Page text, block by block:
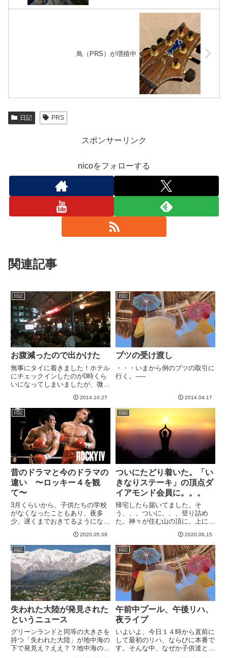
鳥（PRS）が増殖中
日記 PRS
スポンサーリンク
nicoをフォローする
関連記事
日記
お腹減ったので出かけた
無事にタイに着きました！ホテル
にチェックインしたのが0時くら
いになってしまいましたが、微妙
かけました。近くにこんな場所が
あって賑わってるのでビール一本
とつまみ程度に注文しました^_^
いきなりタクシーが本来40バ...
2014.10.27
日記
ブツの受け渡し
・・・いまから例のブツの取引に
行く。-----
2014.04.17
日記
昔のドラマと今のドラマの
違い 〜ロッキー４を観
て〜
3月くらいから、子供たちの学校
がなくなったこともあり、夜多
少、遅くまでおきてるようになり
んかしら「往年の名作」を観て過
ごすことが多くなりました＾＾
で、ちょっと前に、「ロッキー
４」を観たのです。子供たちもロ
ッキー...
2020.05.09
日記
ついにたどり着いた。「い
きなりステーキ」の頂点ダ
イアモンド会員に。。。
帰宅したら届いてました。そ
う、、、ついに、、、登り詰め
た。神々が住む山の頂に。上に
どり着いた。オリュンポスに。そ
う。ついになったよ。ダイアモン
ド会員に。１００，０００g食べ
ると到達するという「いきなりス
テーキ」...
2020.06.15
日記
失われた大陸が発見された
というニュース
グリーンランドと同等の大きさを
持つ「失われた大陸」が地中海の
下で発見え？ええ？？地中海の下
日記
午前中プール、午後リハ、
夜ライブ
いよいよ、今日１４時から直前に
して最初のリハ、ならびに本番で
す。そんな中、なぜか子供達とと